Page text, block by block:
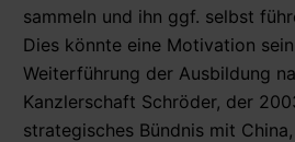
sammeln und ihn ggf. selbst
Dies könnte eine Motivation
Weiterführung der Ausbildung
Kanzlerschaft Schröder, der
strategisches Bündnis mit